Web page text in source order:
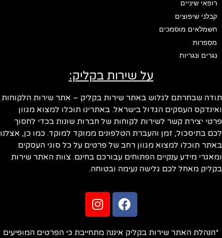
רופאי שיניים
קבלני שיפוצים
חשמלאים מוסמכים
מספרות
נגרים ונגריות
על שירות בקליק:
שבחרתם לגלוש באתר שירות בקליק – אתר שירות הלקוחות
העסקים הגדול בישראל. באתרינו תוכלו למצוא מגוון
יצירת קשר לשירות לקוחות של חברות שונות בכדי לחסוך
בתיסכול, זמן והעברת הטלפונים ממוקד למוקד. כמו כן, אצלנו
תוכלו למצוא מגוון רחב של פרטים על כל סוגי העסקים
מידע ענקיים הפתוחים עבורכם בחינם. צוות האתר שירות
מאחל לכם גלישה נעימה ובטוחה.
האתר שירות בקליק איננה מתחייבת כי הפרטים המופיעים